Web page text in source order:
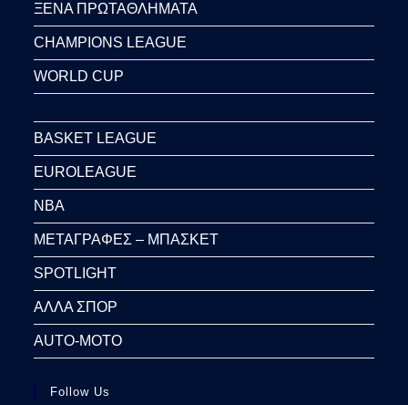
ΞΕΝΑ ΠΡΩΤΑΘΛΗΜΑΤΑ
CHAMPIONS LEAGUE
WORLD CUP
BASKET LEAGUE
EUROLEAGUE
NBA
ΜΕΤΑΓΡΑΦΕΣ – ΜΠΑΣΚΕΤ
SPOTLIGHT
ΑΛΛΑ ΣΠΟΡ
AUTO-MOTO
Follow Us